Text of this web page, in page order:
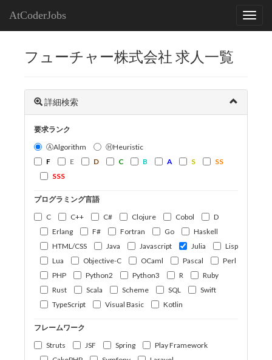
AtCoderJobs
フューチャー株式会社 求人一覧
詳細検索
要求ランク
ⒶAlgorithm
ⒽHeuristic
F
E D C B A S
SS
SSS
プログラミング言語
C
C++ C# Clojure Cobol
D
Erlang
F# Fortran Go
Haskell
HTML/CSS
Java Javascript Julia
Lisp
Lua
Objective-C OCaml Pascal
Perl
PHP
Python2 Python3 R
Ruby
Rust
Scala Scheme SQL
Swift
TypeScript
Visual Basic Kotlin
フレームワーク
Struts
JSF Spring
Play Framework